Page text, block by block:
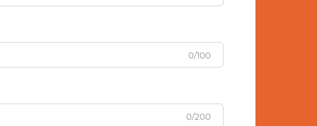
0/100
0/200